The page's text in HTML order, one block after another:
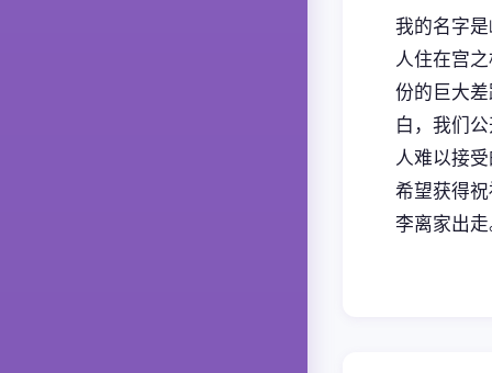
我的名字
人住在宫
份的巨大
白，我们
人难以接
希望获得
李离家出